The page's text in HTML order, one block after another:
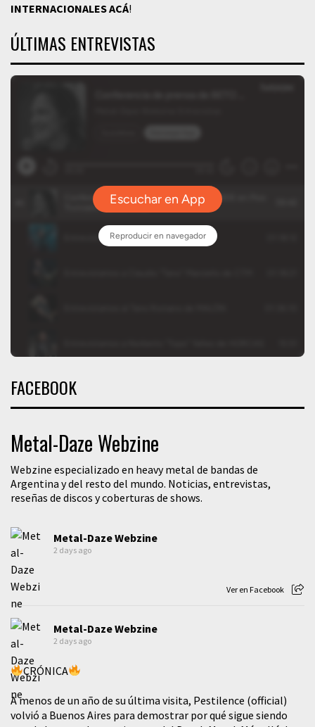
INTERNACIONALESACÁ!
ÚLTIMAS ENTREVISTAS
FACEBOOK
Metal-Daze Webzine
Webzine especializado en heavy metal de bandas de
Argentina y del resto del mundo. Noticias, entrevistas,
reseñas de discos y coberturas de shows.
Metal-Daze Webzine
2 days ago
Ver en Facebook
Metal-Daze Webzine
2 days ago
CRÓNICA
A menos de un año de su última visita, Pestilence (official)
volvió a Buenos Aires para demostrar por qué sigue siendo